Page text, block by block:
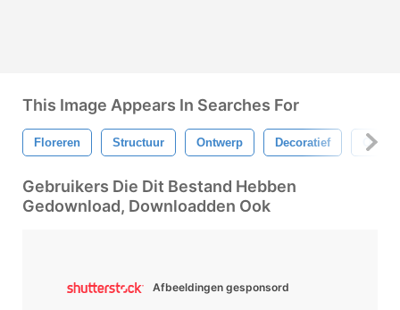
This Image Appears In Searches For
Floreren Structuur Ontwerp Decoratief
Gebruikers Die Dit Bestand Hebben
Gedownload, Downloadden Ook
Afbeeldingen gesponsord